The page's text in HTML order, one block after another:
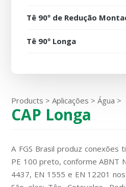
Tê 90º de Redução
Tê 90º Longa
Products >Aplicações >Água >
CAP Longa
A FGS Brasil produz conexões
PE 100 preto, conforme ABNT
4437, EN 1555 e EN 12201